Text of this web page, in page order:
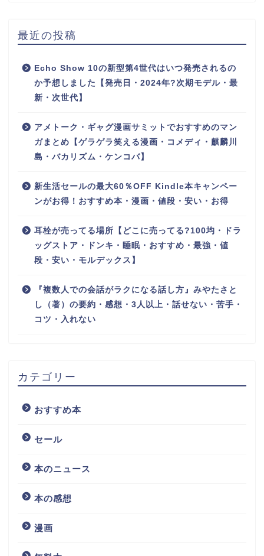
最近の投稿
Echo Show 10の新型第4世代はいつ発売されるの
か予想しました【発売日・2024年?次期モデル・最
新・次世代】
アメトーク・ギャグ漫画サミットでおすすめのマン
ガまとめ【ゲラゲラ笑える漫画・コメディ・麒麟川
島・バカリズム・ケンコバ】
新生活セールの最大60％OFF Kindle本キャンペー
ンがお得！おすすめ本・漫画・値段・安い・お得
耳栓が売ってる場所【どこに売ってる?100均・ドラ
ッグストア・ドンキ・睡眠・おすすめ・最強・値
段・安い・モルデックス】
『複数人での会話がラクになる話し方』みやたさと
し（著）の要約・感想・3人以上・話せない・苦手・
コツ・入れない
カテゴリー
おすすめ本
セール
本のニュース
本の感想
漫画